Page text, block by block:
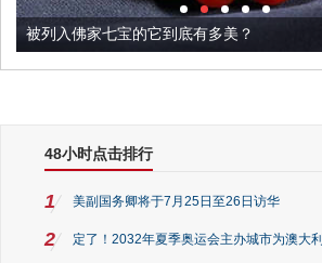
被列入佛家七宝的它到底有多美？
48小时点击排行
1 美副国务卿将于7月25日至26日访华
2 定了！2032年夏季奥运会主办城市为澳大